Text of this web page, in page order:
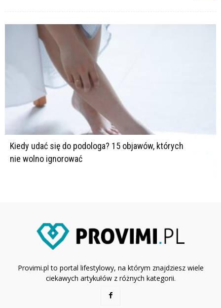
Kiedy udać się do podologa? 15 objawów, których
nie wolno ignorować
Provimi.pl to portal lifestylowy, na którym znajdziesz wiele
ciekawych artykułów z różnych kategorii.